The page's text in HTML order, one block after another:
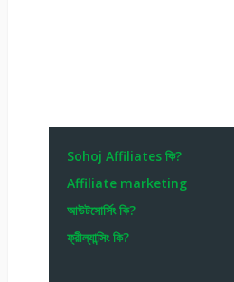
Sohoj Affiliates কি?
Affiliate marketing
আউটসোর্সিং কি?
ফ্রীল্যান্সিং কি?